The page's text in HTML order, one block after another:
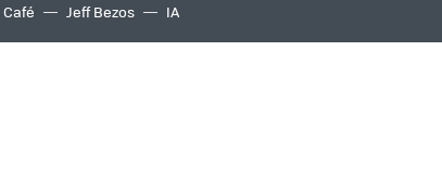
Café Jeff Bezos IA